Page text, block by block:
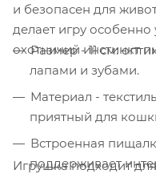
и безопасен для
делает игру особенно
охотничий инстинкт
Размер - 11 см:
лапами и зубами.
Материал -
приятный для
Встроенная
поддерживает
Игрушка подходит